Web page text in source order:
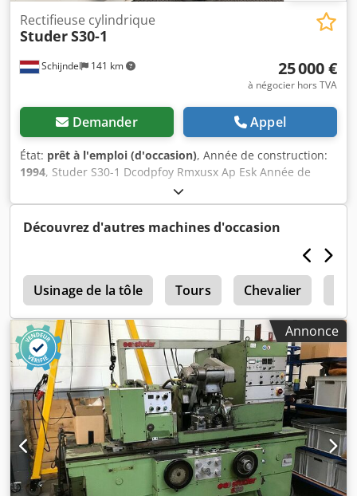
Schijndel 141 km
Rectifieuse cylindrique
StuderS30-1
25 000 €
à négocier hors TVA
Demander Appel
État: prêt à l'emploi (d'occasion), Année de construction:
1994, Studer S30-1 Dcodpfoy Rmxusx Ap Esk Année de
Découvrez d'autres machines d'occasion
Usinage de la tôle Tours Chevalier
Annonce